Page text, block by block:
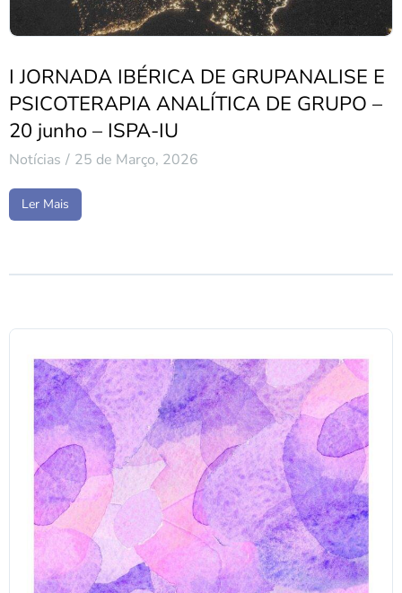
I JORNADA IBÉRICA DE GRUPANALISE E
PSICOTERAPIA ANALÍTICA DE GRUPO –
20 junho – ISPA-IU
Notícias 25 de Março, 2026
Ler Mais